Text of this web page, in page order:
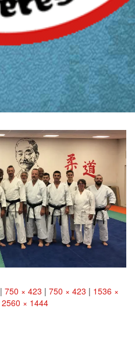
| 750 × 423 | 750 × 423 | 1536 ×
2560 × 1444